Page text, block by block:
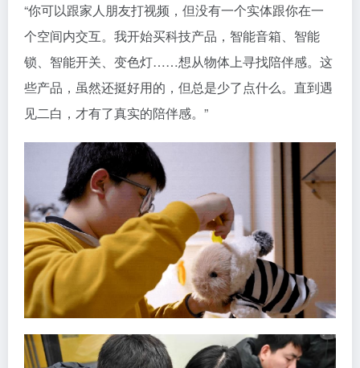
“你可以跟家人朋友打视频，但没有一个实体跟你在一
个空间内交互。我开始买科技产品，智能音箱、智能
锁、智能开关、变色灯……想从物体上寻找陪伴感。这
些产品，虽然还挺好用的，但总是少了点什么。直到遇
见二白，才有了真实的陪伴感。”